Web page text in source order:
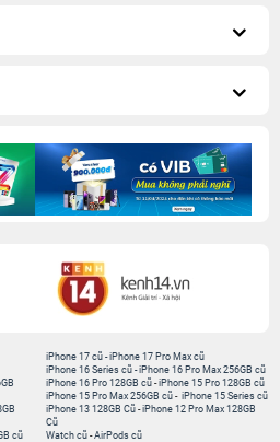
iPhone 17 cũ -iPhone 17 Pro Max cũ
iPhone 16 Series cũ - iPhone 16 Pro Max 256GB cũ
iPhone 16 Pro 128GB cũ -iPhone 15 Pro 128GB cũ
iPhone 15 Pro Max 256GB cũ - iPhone 15 Series cũ
cũ
iPhone 13 128GB Cũ -iPhone 12 Pro Max 128GB
Cũ
Watch cũ -AirPods cũ